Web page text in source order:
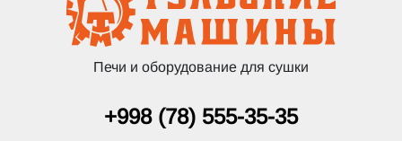
Печи и оборудование для сушки
+998 (78) 555-35-35